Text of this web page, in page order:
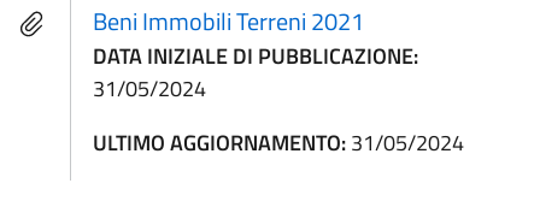
Beni Immobili Terreni 2021
DATA INIZIALE DI PUBBLICAZIONE:
31/05/2024
ULTIMO AGGIORNAMENTO:31/05/2024